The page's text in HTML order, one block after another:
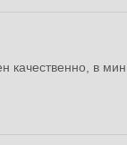
качественно, в